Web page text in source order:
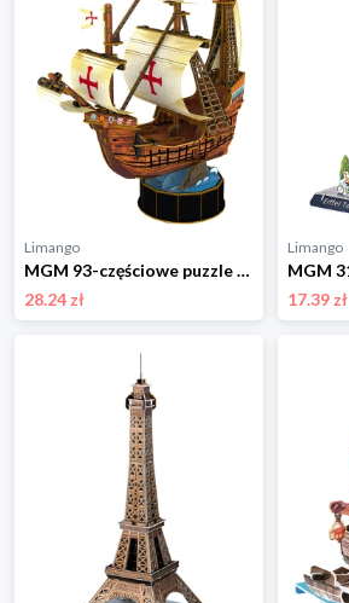
Limango
MGM 93-częściowe puzzle 3D "Bateau Santa Maria" - 6+ rozmiar: onesize
28.24 zł
Limango
17.39 zł